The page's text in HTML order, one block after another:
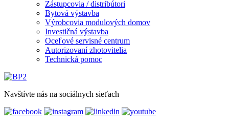
Zástupcovia / distribútori
Bytová výstavba
Výrobcovia modulových domov
Investičná výstavba
Oceľové servisné centrum
Autorizovaní zhotovitelia
Technická pomoc
Navštívte nás na sociálnych sieťach